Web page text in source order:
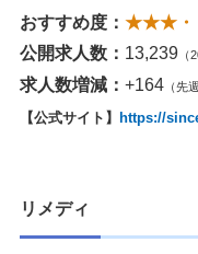
おすすめ度： ★★★・
公開求人数： 13,239 （
求人数増減： +164 （先
【公式サイト】 https://
リメディ